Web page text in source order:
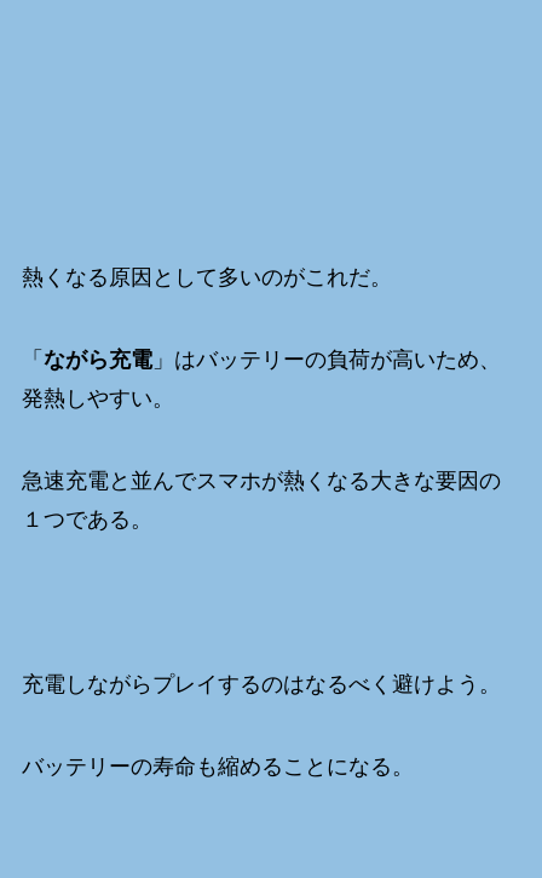
熱くなる原因として多いのがこれだ。
「 ながら充電」はバッテリーの負荷が高いため、
発熱しやすい。
急速充電と並んでスマホが熱くなる大きな要因の
１つである。
充電しながらプレイするのはなるべく避けよう。
バッテリーの寿命も縮めることになる。